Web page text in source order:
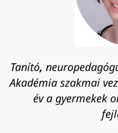
Tanító,
Akadémia szakmai
év a gyermekek